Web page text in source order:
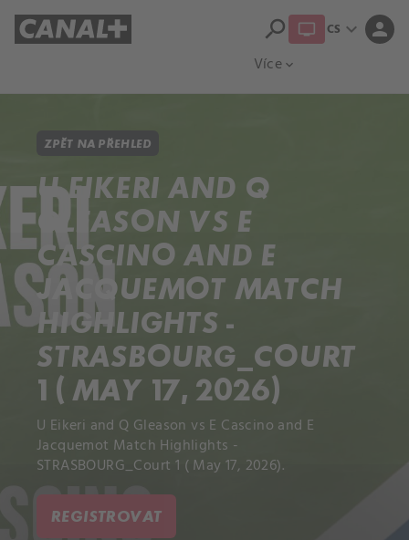
Více expand_more
search CS expand_more person
ZPĚT NA PŘEHLED
U EIKERI AND Q
GLEASON VS E
CASCINO AND E
JACQUEMOT MATCH
HIGHLIGHTS -
STRASBOURG_COURT
1 ( MAY 17, 2026)
U Eikeri and Q Gleason vs E Cascino and E
Jacquemot Match Highlights -
STRASBOURG_Court 1 ( May 17, 2026).
REGISTROVAT